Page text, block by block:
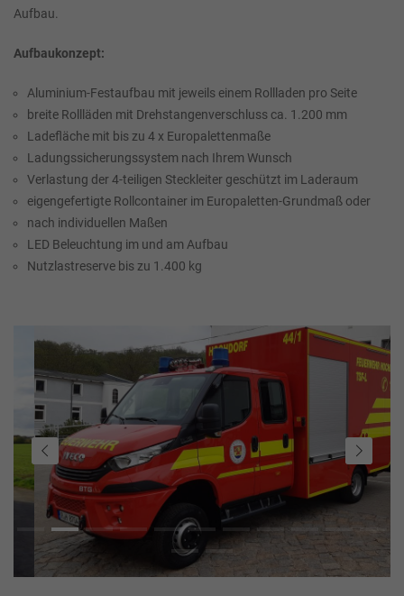
Aufbau.
Aufbaukonzept:
Aluminium-Festaufbau mit jeweils einem Rollladen pro Seite
breite Rollläden mit Drehstangenverschluss ca. 1.200 mm
Ladefläche mit bis zu 4 x Europalettenmaße
Ladungssicherungssystem nach Ihrem Wunsch
Verlastung der 4-teiligen Steckleiter geschützt im Laderaum
eigengefertigte Rollcontainer im Europaletten-Grundmaß oder
nach individuellen Maßen
LED Beleuchtung im und am Aufbau
Nutzlastreserve bis zu 1.400 kg